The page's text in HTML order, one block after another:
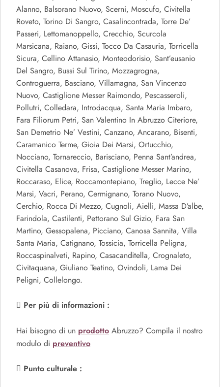
Alanno, Balsorano Nuovo, Scerni, Moscufo, Civitella
Roveto, Torino Di Sangro, Casalincontrada, Torre De’
Passeri, Lettomanoppello, Crecchio, Scurcola
Marsicana, Raiano, Gissi, Tocco Da Casauria, Torricella
Sicura, Cellino Attanasio, Monteodorisio, Sant’eusanio
Del Sangro, Bussi Sul Tirino, Mozzagrogna,
Controguerra, Basciano, Villamagna, San Vincenzo
Nuovo, Castiglione Messer Raimondo, Pescasseroli,
Pollutri, Colledara, Introdacqua, Santa Maria Imbaro,
Fara Filiorum Petri, San Valentino In Abruzzo Citeriore,
San Demetrio Ne’ Vestini, Canzano, Ancarano, Bisenti,
Caramanico Terme, Gioia Dei Marsi, Ortucchio,
Nocciano, Tornareccio, Barisciano, Penna Sant’andrea,
Civitella Casanova, Frisa, Castiglione Messer Marino,
Roccaraso, Elice, Roccamontepiano, Treglio, Lecce Ne’
Marsi, Vacri, Perano, Cermignano, Torano Nuovo,
Cerchio, Rocca Di Mezzo, Cugnoli, Aielli, Massa D’albe,
Farindola, Castilenti, Pettorano Sul Gizio, Fara San
Martino, Gessopalena, Picciano, Canosa Sannita, Villa
Santa Maria, Catignano, Tossicia, Torricella Peligna,
Roccaspinalveti, Rapino, Casacanditella, Crognaleto,
Civitaquana, Giuliano Teatino, Ovindoli, Lama Dei
Peligni, Collelongo.
Per più di informazioni :
Hai bisogno di un prodotto Abruzzo? Compila il nostro
modulo di preventivo
Punto culturale :